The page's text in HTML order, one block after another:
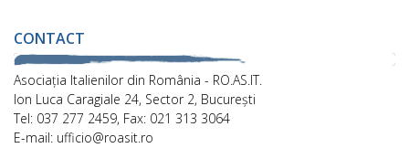
CONTACT
Asociaţia Italienilor din România - RO.AS.IT.
Ion Luca Caragiale 24, Sector 2, București
Tel: 037 277 2459, Fax: 021 313 3064
E-mail: ufficio@roasit.ro